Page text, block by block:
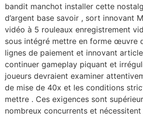
bandit manchot installer cette
d’argent base savoir , sort innovant
vidéo à 5 rouleaux enregistrement
sous intégré mettre en forme œuvre
lignes de paiement et innovant
continuer gameplay piquant et
joueurs devraient examiner
de mise de 40x et les conditions
mettre . Ces exigences sont
nombreux concurrents et